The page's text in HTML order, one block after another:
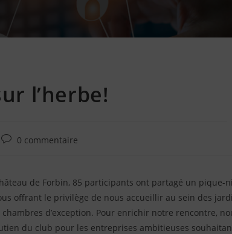
l’herbe!
Commentaires
publication
0 commentaire
de Forbin, 85 participants ont partagé un pique-
offrant le privilège de nous accueillir au sein des
d’exception. Pour enrichir notre rencontre,
du club pour les entreprises ambitieuses